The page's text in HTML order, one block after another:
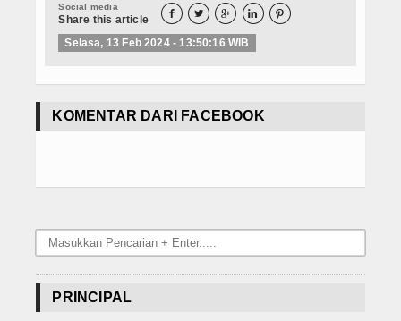
Social media
Share this article     
Selasa, 13 Feb 2024 - 13:50:16 WIB
KOMENTAR DARI FACEBOOK
PRINCIPAL